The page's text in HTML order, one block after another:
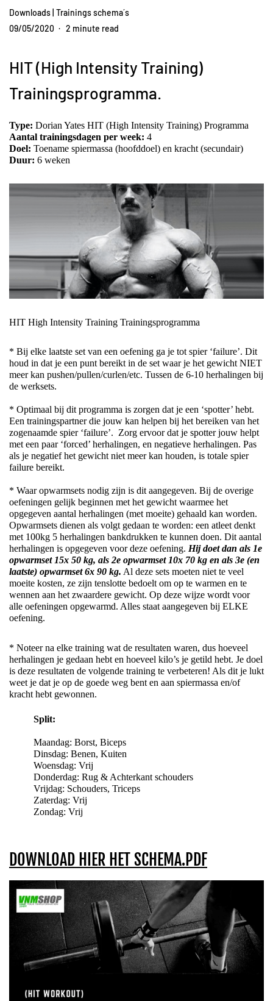
Downloads Trainings schema´s
09/05/2020
2 minute read
HIT (High Intensity Training)
Trainingsprogramma.
Type: Dorian Yates HIT (High Intensity Training) Programma
Aantal trainingsdagen per week: 4
Doel: Toename spiermassa (hoofddoel) en kracht (secundair)
Duur: 6 weken
HIT High Intensity Training Trainingsprogramma
* Bij elke laatste set van een oefening ga je tot spier ‘failure’. Dit
houd in dat je een punt bereikt in de set waar je het gewicht NIET
meer kan pushen/pullen/curlen/etc. Tussen de 6-10 herhalingen bij
de werksets.
* Optimaal bij dit programma is zorgen dat je een ‘spotter’ hebt.
Een trainingspartner die jouw kan helpen bij het bereiken van het
zogenaamde spier ‘failure’. Zorg ervoor dat je spotter jouw helpt
met een paar ‘forced’ herhalingen, en negatieve herhalingen. Pas
als je negatief het gewicht niet meer kan houden, is totale spier
failure bereikt.
* Waar opwarmsets nodig zijn is dit aangegeven. Bij de overige
oefeningen gelijk beginnen met het gewicht waarmee het
opgegeven aantal herhalingen (met moeite) gehaald kan worden.
Opwarmsets dienen als volgt gedaan te worden: een atleet denkt
met 100kg 5 herhalingen bankdrukken te kunnen doen. Dit aantal
herhalingen is opgegeven voor deze oefening.
opwarmset 15x 50 kg, als 2e opwarmset 10x 70 kg en als 3e (en
laatste) opwarmset 6x 90 kg. Al deze sets moeten niet te veel
moeite kosten, ze zijn tenslotte bedoelt om op te warmen en te
wennen aan het zwaardere gewicht. Op deze wijze wordt voor
alle oefeningen opgewarmd. Alles staat aangegeven bij ELKE
oefening.
* Noteer na elke training wat de resultaten waren, dus hoeveel
herhalingen je gedaan hebt en hoeveel kilo’s je getild hebt. Je doel
is deze resultaten de volgende training te verbeteren! Als dit je lukt
weet je dat je op de goede weg bent en aan spiermassa en/of
kracht hebt gewonnen.
Split:
Maandag: Borst, Biceps
Dinsdag: Benen, Kuiten
Woensdag: Vrij
Donderdag: Rug & Achterkant schouders
Vrijdag: Schouders, Triceps
Zaterdag: Vrij
Zondag: Vrij
DOWNLOAD HIER HET SCHEMA.PDF